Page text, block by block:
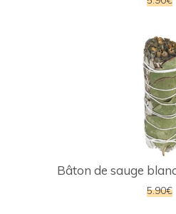
Bâton de sauge
5.90€